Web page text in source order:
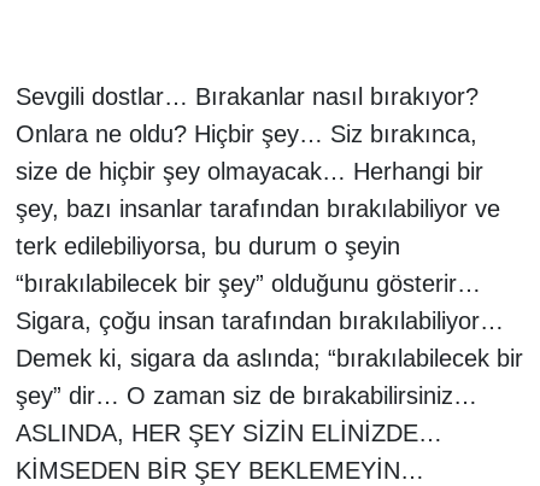
Sevgili dostlar… Bırakanlar nasıl bırakıyor?
Onlara ne oldu? Hiçbir şey… Siz bırakınca,
size de hiçbir şey olmayacak… Herhangi bir
şey, bazı insanlar tarafından bırakılabiliyor ve
terk edilebiliyorsa, bu durum o şeyin
“bırakılabilecek bir şey” olduğunu gösterir…
Sigara, çoğu insan tarafından bırakılabiliyor…
Demek ki, sigara da aslında; “bırakılabilecek bir
şey” dir… O zaman siz de bırakabilirsiniz…
ASLINDA, HER ŞEY SİZİN ELİNİZDE…
KİMSEDEN BİR ŞEY BEKLEMEYİN…